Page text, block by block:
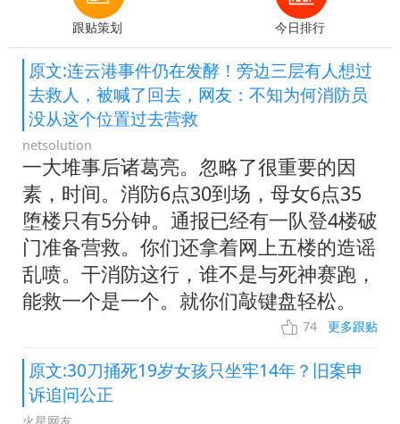
跟贴策划 今日排行
原文:连云港事件仍在发酵！旁边三层有人想过
去救人，被喊了回去，网友：不知为何消防员
没从这个位置过去营救
netsolution
一大堆事后诸葛亮。忽略了很重要的因
素，时间。消防6点30到场，母女6点35
堕楼只有5分钟。通报已经有一队登4楼破
门准备营救。你们还拿着网上五楼的造谣
乱喷。干消防这行，谁不是与死神赛跑，
能救一个是一个。就你们敲键盘轻松。
74 更多跟贴
原文:30刀捅死19岁女孩只坐牢14年？旧案申
诉追问公正